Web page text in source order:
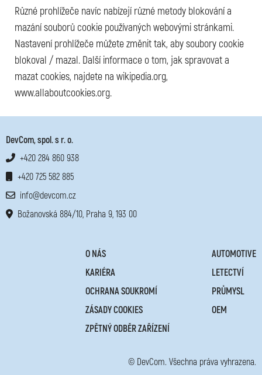
Různé prohlížeče navíc nabízejí různé metody blokování a
mazání souborů cookie používaných webovými stránkami.
Nastavení prohlížeče můžete změnit tak, aby soubory cookie
blokoval / mazal. Další informace o tom, jak spravovat a
mazat cookies, najdete na wikipedia.org,
www.allaboutcookies.org.
DevCom, spol. s r. o.
+420 284 860 938
+420 725 582 885
info@devcom.cz
Božanovská 884/10, Praha 9, 193 00
AUTOMOTIVE
LETECTVÍ
PRŮMYSL
OEM
O NÁS
KARIÉRA
OCHRANA SOUKROMÍ
ZÁSADY COOKIES
ZPĚTNÝ ODBĚR ZAŘÍZENÍ
© DevCom. Všechna práva vyhrazena.